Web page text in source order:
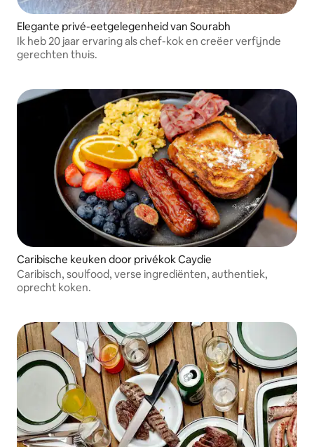
Elegante privé-eetgelegenheid van Sourabh
Ik heb 20 jaar ervaring als chef-kok en creëer verfijnde
gerechten thuis.
Caribische keuken door privékok Caydie
Caribisch, soulfood, verse ingrediënten, authentiek,
oprecht koken.